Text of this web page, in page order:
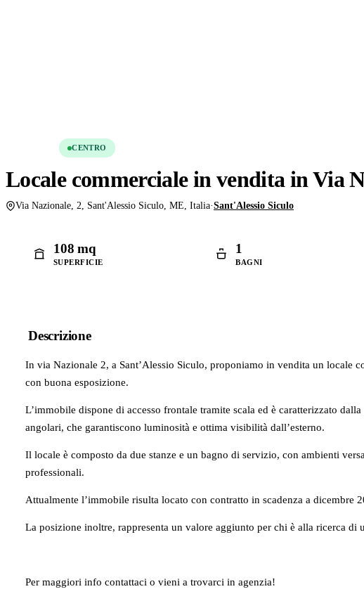
CENTRO
Locale commerciale in vendita in Via
Via Nazionale, 2, Sant'Alessio Siculo, ME, Italia·Sant'Alessio Siculo
108 mq
SUPERFICIE
1
BAGNI
Descrizione
In via Nazionale 2, a Sant’Alessio Siculo, proponiamo in vendita un locale
con buona esposizione.
L’immobile dispone di accesso frontale tramite scala ed è caratterizzato
angolari, che garantiscono luminosità e ottima visibilità dall’esterno.
Il locale è composto da due stanze e un bagno di servizio, con ambienti
professionali.
Attualmente l’immobile risulta locato con contratto in scadenza a dicembre
La posizione inoltre, rappresenta un valore aggiunto per chi è alla ricerca di
Per maggiori info contattaci o vieni a trovarci in agenzia!